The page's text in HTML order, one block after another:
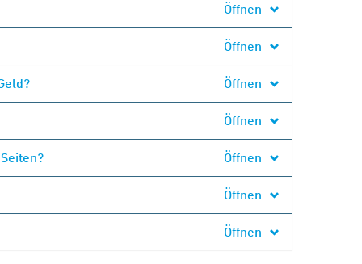
Öffnen
Öffnen
Öffnen
Öffnen
Öffnen
Öffnen
Öffnen